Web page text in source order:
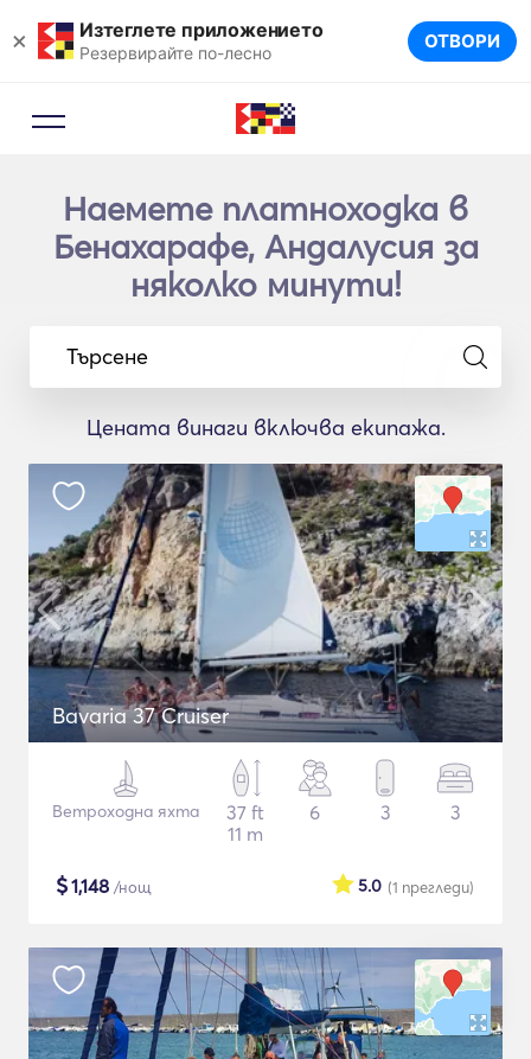
× Изтеглете приложението
Резервирайте по-лесно ОТВОРИ
Наемете платноходка в
Бенахарафе, Андалусия за
няколко минути!
Търсене
Цената винаги включва екипажа.
Bavaria 37 Cruiser
Ветроходна яхта
37 ft
11 m
6 3 3
$1,148 /нощ (1 прегледи)
5.0